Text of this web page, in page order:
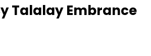
Talalay Embrance